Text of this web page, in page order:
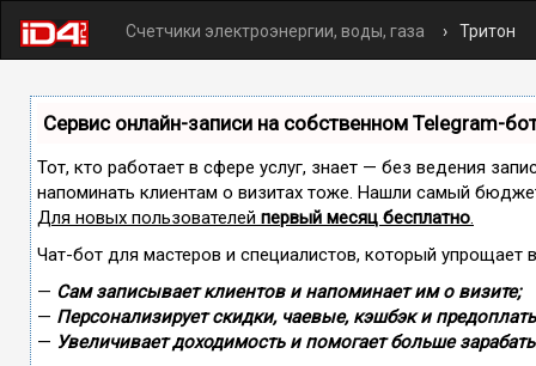
Счетчики электроэнергии, воды, газа Тритон
Сервис онлайн-записи на собственном Telegram-
Тот, кто работает в сфере услуг, знает — без ведения
напоминать клиентам о визитах тоже. Нашли самый
Для новых пользователей первый месяц бесплатно.
Чат-бот для мастеров и специалистов, который упрощает
— Сам записывает клиентов и напоминает им о визите;
— Персонализирует скидки, чаевые, кэшбэк и
— Увеличивает доходимость и помогает больше